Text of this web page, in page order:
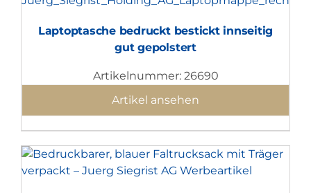
Laptoptasche bedruckt bestickt innseitig
gut gepolstert
Artikelnummer: 26690
Artikel ansehen